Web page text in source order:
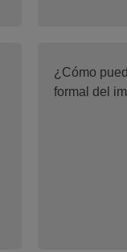
¿Cómo
formal del